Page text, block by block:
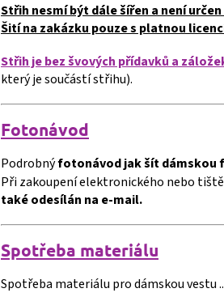
Střih nesmí být dále šířen a není
Šití na zakázku pouze s platnou
Střih je bez švových přídavků a
který je součástí střihu).
Fotonávod
Podrobnýfotonávod jak šít dámskou
Při zakoupení elektronického nebo
také odesílán na e-mail.
Spotřeba materiálu
Spotřeba materiálu pro dámskou vestu